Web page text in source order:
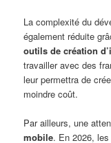
La complexité du
également réduite
outils de création
travailler avec des
leur permettra de
moindre coût.
Par ailleurs, une
mobile. En 2026,